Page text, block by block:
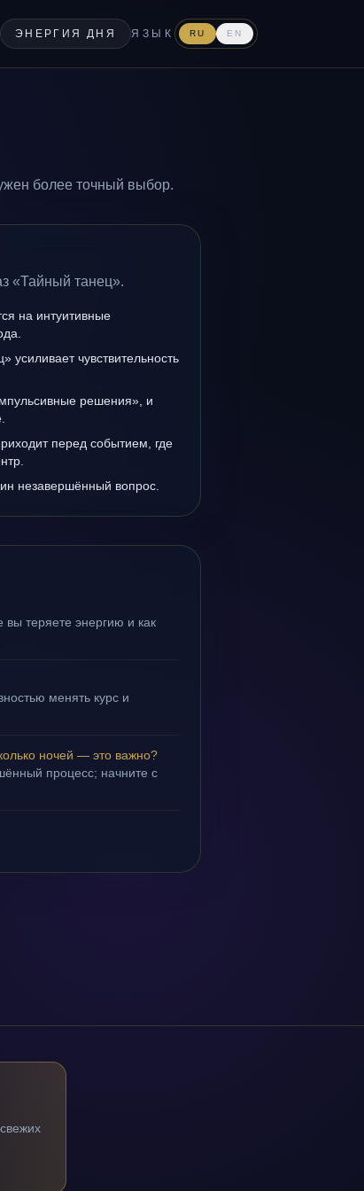
ЭНЕРГИЯ ДНЯ ЯЗЫК RU EN
более точный выбор.
«Тайный танец».
на интуитивные
усиливает чувствительность
решения», и
перед событием, где
незавершённый вопрос.
вы теряете энергию и как
менять курс и
ночей — это важно?
процесс; начните с